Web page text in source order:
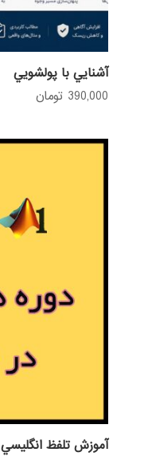
آشنايي با پولشويي
390,000 تومان
آموزش تلفظ انگليسي